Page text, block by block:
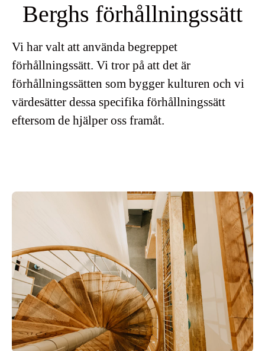
Berghs förhållningssätt
Vi har valt att använda begreppet
förhållningssätt. Vi tror på att det är
förhållningssätten som bygger kulturen och vi
värdesätter dessa specifika förhållningssätt
eftersom de hjälper oss framåt.